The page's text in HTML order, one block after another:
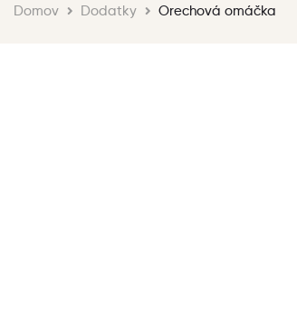
Domov Dodatky Orechová omáčka